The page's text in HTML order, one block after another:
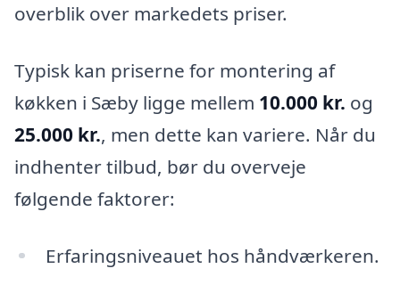
overblik over markedets priser.
Typisk kan priserne for montering af
køkken i Sæby ligge mellem 10.000 kr. og
25.000 kr., men dette kan variere. Når du
indhenter tilbud, bør du overveje
følgende faktorer:
Erfaringsniveauet hos håndværkeren.